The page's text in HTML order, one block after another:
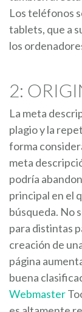
Los teléfonos
tablets, que a
los
2:
La meta
plagio y la
forma
meta
podría
principal en el
búsqueda. No
para distintas
creación de
página
buena
Webmaster